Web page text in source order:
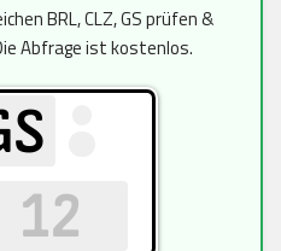
BRL, CLZ, GS prüfen &
Abfrage ist kostenlos.